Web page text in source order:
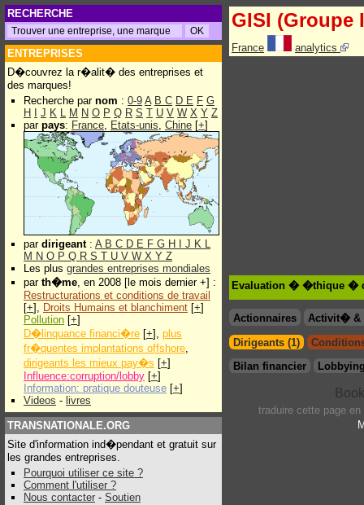
RECHERCHE
ENTREPRISES
D�couvrez la r�alit� des entreprises et
des marques!
Recherche par nom : 0-9 A B C D E F G
H
J K L M N O P Q R S T U V W X Y Z
par pays: France, Etats-unis, Chine [+]
par dirigeant: A B C D E F G H J K L
M N O P Q R S T U V W X Y Z
Les plus grandes entreprises mondiales
par th�me, en 2008 [le mois dernier +] :
Restructurations et conditions de travail
[+], Droits Humains et blanchiment [+]
Pollution [+]
D�linquance financi�re [+], plus
fr�quentes implantations offshore,
dirigeants les mieux pay�s [+]
Influence:corruption/lobby [+]
Information: pratique douteuse [+]
Videos - livres
TRANSNATIONALE.ORG
Site d'information ind�pendant et gratuit sur
les grandes entreprises.
Pourquoi utiliser ce site ?
Comment l'utiliser ?
Nous contacter - Soutien
GISI (Groupe
France analytics
Evaluation � �thique �
Actionnaires
Activit� &
Dirigeants (1)
Bilan financier
traduire cette page en